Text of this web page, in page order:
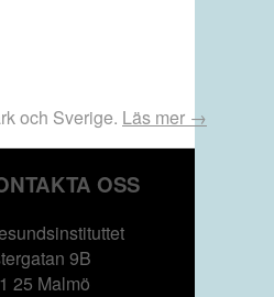
och Sverige. Läs mer →
OSS
9B
25 Malmö